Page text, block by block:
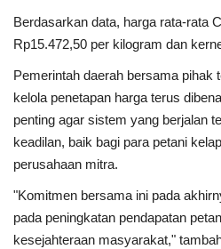
Berdasarkan data, harga rata-rata
Rp15.472,50 per kilogram dan
Pemerintah daerah bersama pihak
kelola penetapan harga terus
penting agar sistem yang berjalan
keadilan, baik bagi para petani
perusahaan mitra.
"Komitmen bersama ini pada
pada peningkatan pendapatan
kesejahteraan masyarakat,"